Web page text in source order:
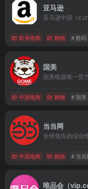
亚马逊
亚马逊中国（
欧美电商 购物 # 数码
国美
国美电器唯一官
中国电商 购物 # 国美
当当网
全球领先的综合
中国电商 购物 # 当当
唯品会（